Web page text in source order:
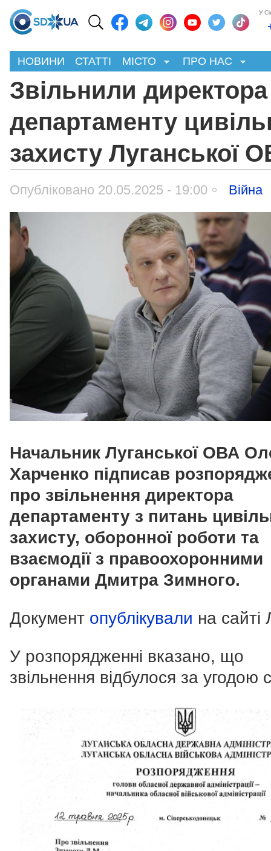
У
НОВИНИ СТАТТІ МІСТО ПРО НАС
Звільнили директора
департаменту
захисту Луганської
Опубліковано 20.05.2025 - 19:00 Війна
Начальник Луганської ОВА
Харченко підписав
про звільнення директора
департаменту з питань
захисту, оборонної роботи та
взаємодії з правоохоронними
органами Дмитра Зимного.
Документ опублікували на
У розпорядженні вказано, що
звільнення відбулося за угодою